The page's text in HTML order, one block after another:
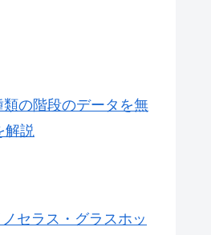
の階段のデータを無
解説
セラス・グラスホッ